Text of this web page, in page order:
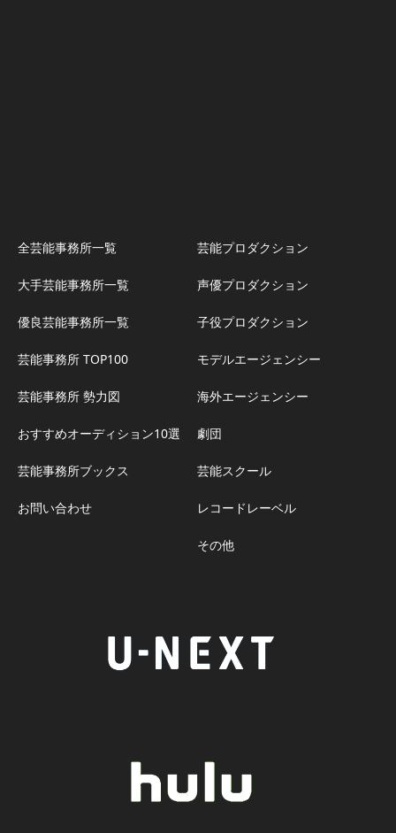
全芸能事務所一覧
大手芸能事務所一覧
優良芸能事務所一覧
芸能事務所 TOP100
芸能事務所 勢力図
おすすめオーディション10選
芸能事務所ブックス
お問い合わせ
芸能プロダクション
声優プロダクション
子役プロダクション
モデルエージェンシー
海外エージェンシー
劇団
芸能スクール
レコードレーベル
その他